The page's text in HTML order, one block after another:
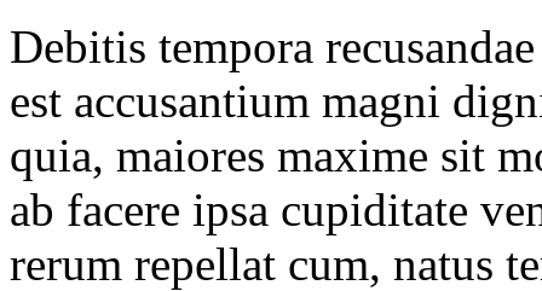
Debitis tempora
est accusantium magni
quia, maiores maxime sit
ab facere ipsa cupiditate
rerum repellat cum, natus